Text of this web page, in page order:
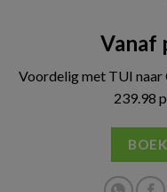
Vanaf
Voordelig met TUI naar
239.98